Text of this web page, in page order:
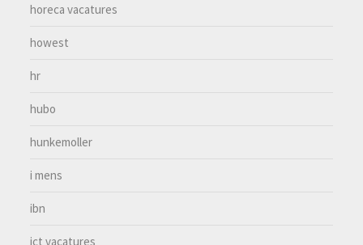
horeca vacatures
howest
hr
hubo
hunkemoller
i mens
ibn
ict vacatures